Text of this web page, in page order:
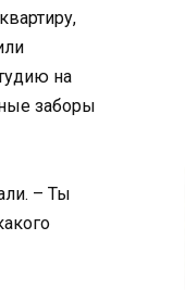
на
заборы
– Ты